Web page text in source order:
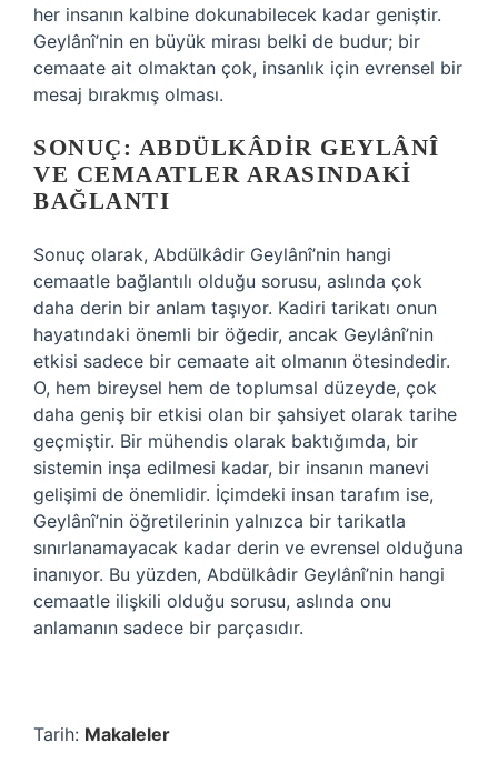
her insanın kalbine dokunabilecek kadar geniştir.
Geylânî’nin en büyük mirası belki de budur; bir
cemaate ait olmaktan çok, insanlık için evrensel bir
mesaj bırakmış olması.
SONUÇ: ABDÜLKÂDIR GEYLÂNÎ
VE CEMAATLER ARASINDAKI
BAĞLANTI
Sonuç olarak, Abdülkâdir Geylânî’nin hangi
cemaatle bağlantılı olduğu sorusu, aslında çok
daha derin bir anlam taşıyor. Kadiri tarikatı onun
hayatındaki önemli bir öğedir, ancak Geylânî’nin
etkisi sadece bir cemaate ait olmanın ötesindedir.
O, hem bireysel hem de toplumsal düzeyde, çok
daha geniş bir etkisi olan bir şahsiyet olarak tarihe
geçmiştir. Bir mühendis olarak baktığımda, bir
sistemin inşa edilmesi kadar, bir insanın manevi
gelişimi de önemlidir. İçimdeki insan tarafım ise,
Geylânî’nin öğretilerinin yalnızca bir tarikatla
sınırlanamayacak kadar derin ve evrensel olduğuna
inanıyor. Bu yüzden, Abdülkâdir Geylânî’nin hangi
cemaatle ilişkili olduğu sorusu, aslında onu
anlamanın sadece bir parçasıdır.
Tarih: Makaleler